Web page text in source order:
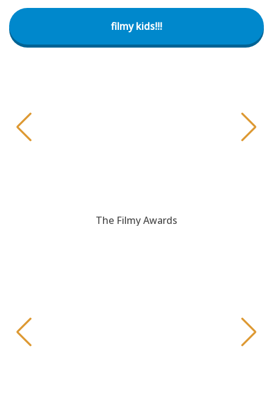
filmy kids!!!
The Filmy Awards